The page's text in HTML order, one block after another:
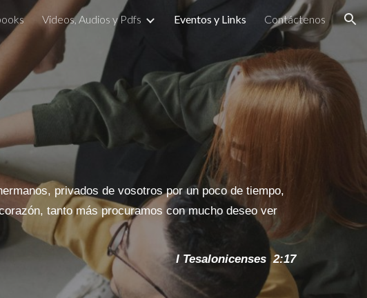
to navigationVideos, Audios y Pdfs Eventos y Links Contáctenos
privados de vosotros por un poco de tiempo,
tanto más procuramos con mucho deseo ver
I Tesalonicenses 2:17